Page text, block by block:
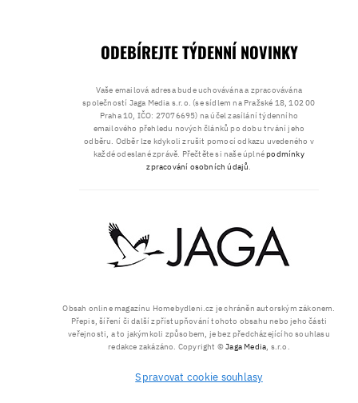
Obsah online magazínu Homebydleni.cz je chráněn autorským zákonem.
Přepis, šíření či další zpřístupňování tohoto obsahu nebo jeho části
veřejnosti, a to jakýmkoli způsobem, je bez předcházejícího souhlasu
redakce zakázáno. Copyright ©Jaga Media , s.r.o.
Spravovat cookie souhlasy
ODEBÍREJTE TÝDENNÍ NOVINKY
Vaše emailová adresa bude uchovávána a zpracovávána
společností Jaga Media s.r.o. (se sídlem na Pražské 18, 102 00
Praha 10, IČO: 27076695) na účel zasílání týdenního
emailového přehledu nových článků po dobu trvání jeho
odběru. Odběr lze kdykoli zrušit pomocí odkazu uvedeného v
každé odeslané zprávě. Přečtěte si naše úplnépodmínky
zpracování osobních údajů